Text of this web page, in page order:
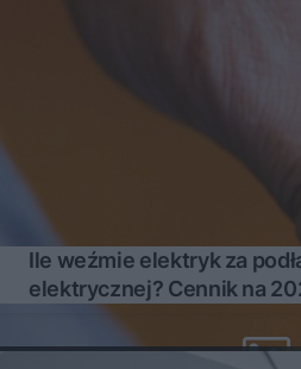
Ile weźmie elektryk za
elektrycznej? Cennik na